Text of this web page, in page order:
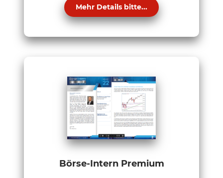
Mehr Details bitte...
Börse-Intern Premium